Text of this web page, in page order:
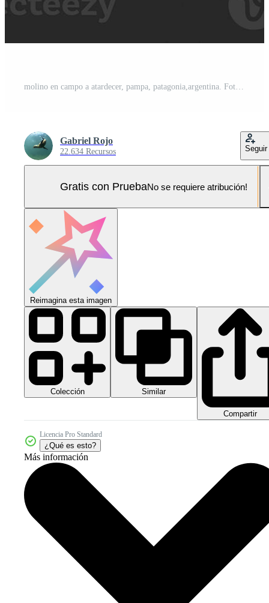
molino en campo a atardecer, pampa, patagonia,argentina. Foto Pro
Gabriel Rojo
22.634 Recursos Seguir
Gratis con PruebaNo se requiere atribución!
Reimagina esta imagen
Colección Similar
Compartir
Licencia Pro Standard
¿Qué es esto?
Más información